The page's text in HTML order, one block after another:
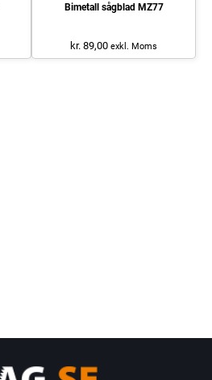
Bimetall sågblad MZ77
kr. 89,00 exkl. Moms